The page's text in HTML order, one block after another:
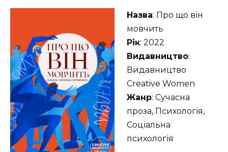
Назва: Про що він
мовчить
Рік: 2022
Видавництво:
Видавництво
Creative Women
Жанр: Сучасна
проза, Психологія,
Соціальна
психологія